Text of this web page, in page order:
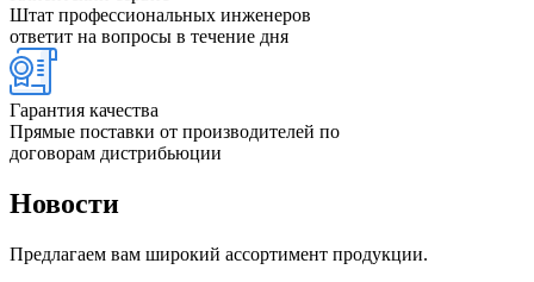
Штат профессиональных инженеров
ответит на вопросы в течение дня
Гарантия качества
Прямые поставки от производителей по
договорам дистрибьюции
Новости
Предлагаем вам широкий ассортимент продукции.